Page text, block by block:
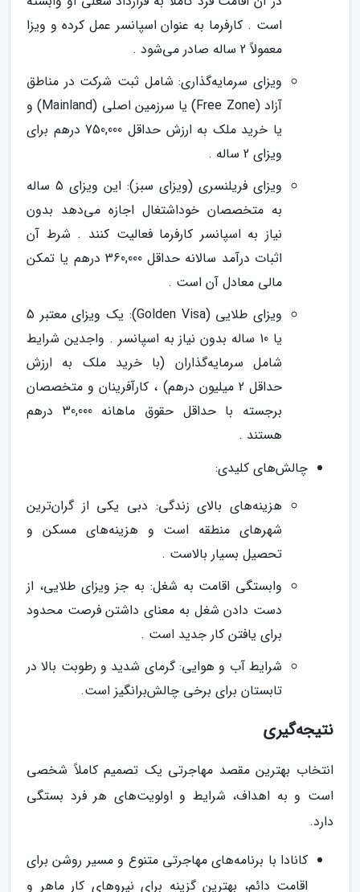
است . کارفرما به عنوان اسپانسر عمل کرده و ویزا
معمولاً 2 ساله صادر می‌شود .
ویزای سرمایه‌گذاری: شامل ثبت شرکت در مناطق
آزاد (Free Zone) یا سرزمین اصلی (Mainland) و
یا خرید ملک به ارزش حداقل 750,000 درهم برای
ویزای 2 ساله .
ویزای فریلنسری (ویزای سبز): این ویزای 5 ساله
به متخصصان خوداشتغال اجازه می‌دهد بدون
نیاز به اسپانسر کارفرما فعالیت کنند . شرط آن
اثبات درآمد سالانه حداقل 360,000 درهم یا تمکن
مالی معادل آن است .
ویزای طلایی (Golden Visa): یک ویزای معتبر 5
یا 10 ساله بدون نیاز به اسپانسر . واجدین شرایط
شامل سرمایه‌گذاران (با خرید ملک به ارزش
حداقل 2 میلیون درهم) ، کارآفرینان و متخصصان
برجسته با حداقل حقوق ماهانه 30,000 درهم
هستند .
چالش‌های کلیدی:
هزینه‌های بالای زندگی: دبی یکی از گران‌ترین
شهرهای منطقه است و هزینه‌های مسکن و
تحصیل بسیار بالاست .
وابستگی اقامت به شغل: به جز ویزای طلایی، از
دست دادن شغل به معنای داشتن فرصت محدود
برای یافتن کار جدید است .
شرایط آب و هوایی: گرمای شدید و رطوبت بالا در
تابستان برای برخی چالش‌برانگیز است.
نتیجه‌گیری
انتخاب بهترین مقصد مهاجرتی یک تصمیم کاملاً شخصی
است و به اهداف، شرایط و اولویت‌های هر فرد بستگی
دارد.
کانادا با برنامه‌های مهاجرتی متنوع و مسیر روشن برای
اقامت دائم، بهترین گزینه برای نیروهای کار ماهر و